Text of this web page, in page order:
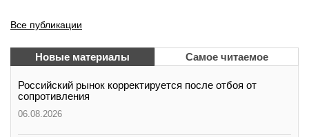
Все публикации
Новые материалы Самое читаемое
Российский рынок корректируется после отбоя от
сопротивления
06.08.2026